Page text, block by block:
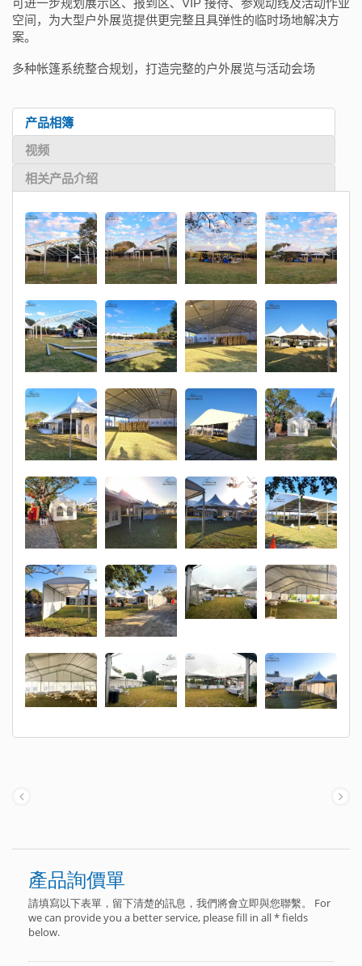
空间，为大型户外展览提供更完整且具弹性的临时场地解决方
案。
多种帐篷系统整合规划，打造完整的户外展览与活动会场
产品相簿
视频
相关产品介绍